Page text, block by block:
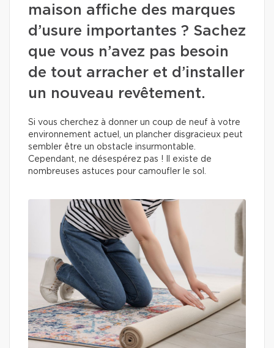
maison affiche des marques
d’usure importantes ? Sachez
que vous n’avez pas besoin
de tout arracher et d’installer
un nouveau revêtement.
Si vous cherchez à donner un coup de neuf à votre
environnement actuel, un plancher disgracieux peut
sembler être un obstacle insurmontable.
Cependant, ne désespérez pas ! Il existe de
nombreuses astuces pour camoufler le sol.